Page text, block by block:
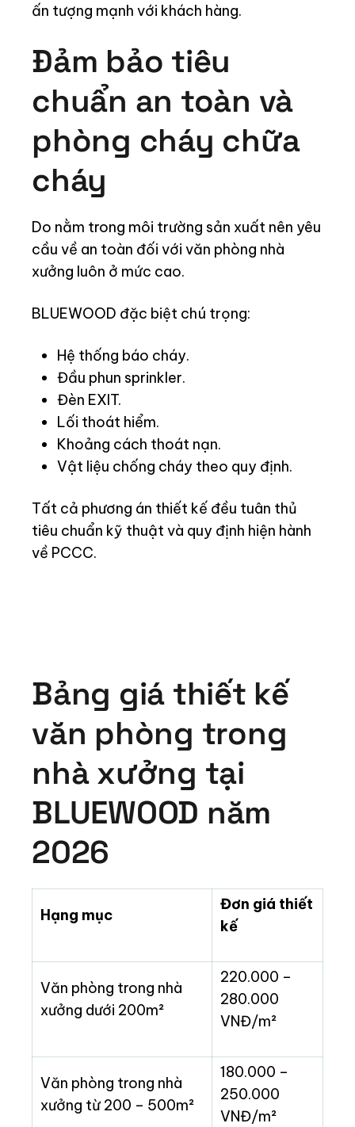
ấn tượng mạnh với khách hàng.
Đảm bảo tiêu
chuẩn an toàn và
phòng cháy chữa
cháy
Do nằm trong môi trường sản xuất nên yêu
cầu về an toàn đối với văn phòng nhà
xưởng luôn ở mức cao.
BLUEWOOD đặc biệt chú trọng:
Hệ thống báo cháy.
Đầu phun sprinkler.
Đèn EXIT.
Lối thoát hiểm.
Khoảng cách thoát nạn.
Vật liệu chống cháy theo quy định.
Tất cả phương án thiết kế đều tuân thủ
tiêu chuẩn kỹ thuật và quy định hiện hành
về PCCC.
Bảng giá thiết kế
văn phòng trong
nhà xưởng tại
BLUEWOOD năm
2026
Hạng mục
Đơn giá thiết
kế
Văn phòng trong nhà
xưởng dưới 200m²
220.000 –
280.000
VNĐ/m²
Văn phòng trong nhà
xưởng từ 200 – 500m²
180.000 –
250.000
VNĐ/m²